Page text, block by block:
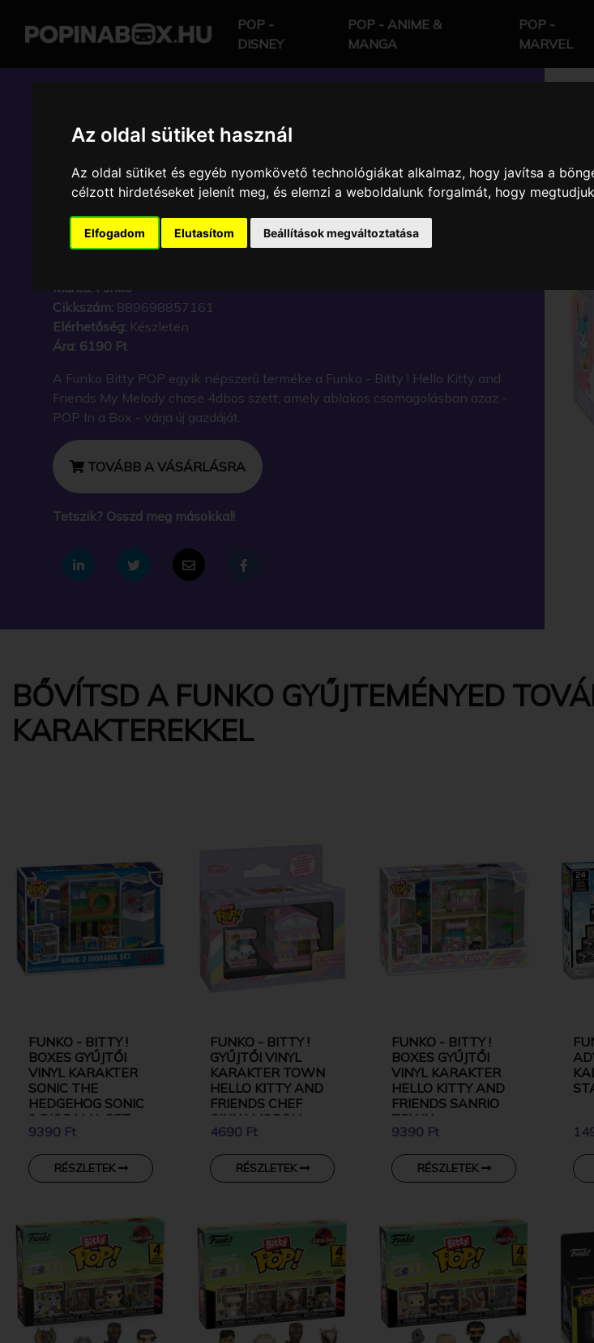
Az oldal sütiket használ
Az oldal sütiket és egyéb nyomkövető technológiákat alkalmaz, hogy javítsa a
célzott hirdetéseket jelenít meg, és elemzi a weboldalunk forgalmát, hogy
Elfogadom Elutasítom Beállítások megváltoztatása
POP -
DISNEY
POP - ANIME &
MANGA
POP -
MARVEL
POP IN A BOX HU
FUNKO - BITTY ! HELLO KITTY AND
FRIENDS MY MELODY CHASE
4DBOS SZETT
Márka: Funko
Cikkszám: 889698857161
Elérhetőség: Készleten
Ára: 6190 Ft
A Funko Bitty POP egyik népszerű terméke a Funko - Bitty ! Hello Kitty and
Friends My Melody chase 4dbos szett, amely ablakos csomagolásban azaz -
POP In a Box - várja új gazdáját.
TOVÁBB A VÁSÁRLÁSRA
Tetszik? Osszd meg másokkal!
BŐVÍTSD A FUNKO GYŰJTEMÉNYED
KARAKTEREKKEL
FUNKO - BITTY !
BOXES GYŰJTŐI
VINYL KARAKTER
SONIC THE
HEDGEHOG SONIC
2 DIORAMA SET
9390 Ft
RÉSZLETEK
FUNKO - BITTY !
GYŰJTŐI VINYL
KARAKTER TOWN
HELLO KITTY AND
FRIENDS CHEF
CINNAMOROLL
WITH CAFE
4690 Ft
RÉSZLETEK
FUNKO - BITTY !
BOXES GYŰJTŐI
VINYL KARAKTER
HELLO KITTY AND
FRIENDS SANRIO
TOWN
9390 Ft
RÉSZLETEK